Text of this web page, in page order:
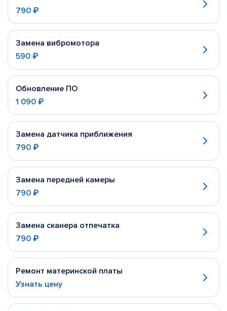
790 ₽
Замена вибромотора
590 ₽
Обновление ПО
1 090 ₽
Замена датчика приближения
790 ₽
Замена передней камеры
790 ₽
Замена сканера отпечатка
790 ₽
Ремонт материнской платы
Узнать цену